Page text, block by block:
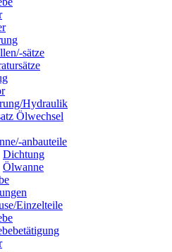
sätze
Hydraulik
Ölwechsel
anbauteile
Dichtung
Ölwanne
Einzelteile